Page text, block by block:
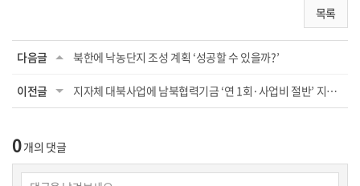
목록
다음글 북한에 낙농단지 조성 계획 ‘성공할 수 있을까?’
이전글 지자체 대북사업에 남북협력기금 ‘연 1회·사업비 절반’ 지원 가능
0개의 댓글